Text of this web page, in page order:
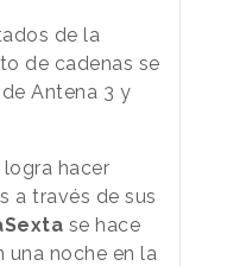
de la
de cadenas se
Antena 3 y
logra hacer
a través de sus
se hace
una noche en la